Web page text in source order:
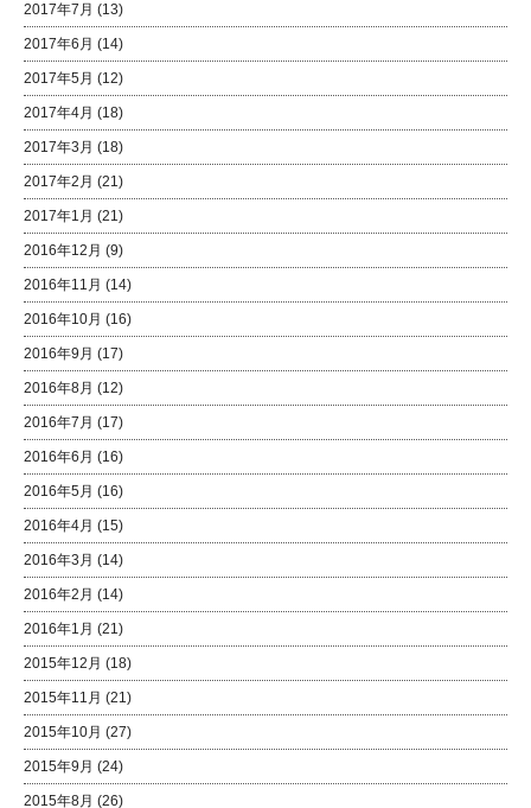
2017年7月 (13)
2017年6月 (14)
2017年5月 (12)
2017年4月 (18)
2017年3月 (18)
2017年2月 (21)
2017年1月 (21)
2016年12月 (9)
2016年11月 (14)
2016年10月 (16)
2016年9月 (17)
2016年8月 (12)
2016年7月 (17)
2016年6月 (16)
2016年5月 (16)
2016年4月 (15)
2016年3月 (14)
2016年2月 (14)
2016年1月 (21)
2015年12月 (18)
2015年11月 (21)
2015年10月 (27)
2015年9月 (24)
2015年8月 (26)